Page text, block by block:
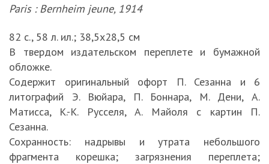
Paris : Bernheim jeune, 1914
82 с., 58 л. ил.; 38,5х28,5 см
В твердом издательском переплете и бумажной
обложке.
Содержит оригинальный офорт П. Сезанна и 6
литографий Э. Вюйара, П. Боннара, М. Дени, А.
Матисса, К.-К. Русселя, А. Майоля с картин П.
Сезанна.
Сохранность: надрывы и утрата небольшого
фрагмента корешка; загрязнения переплета;